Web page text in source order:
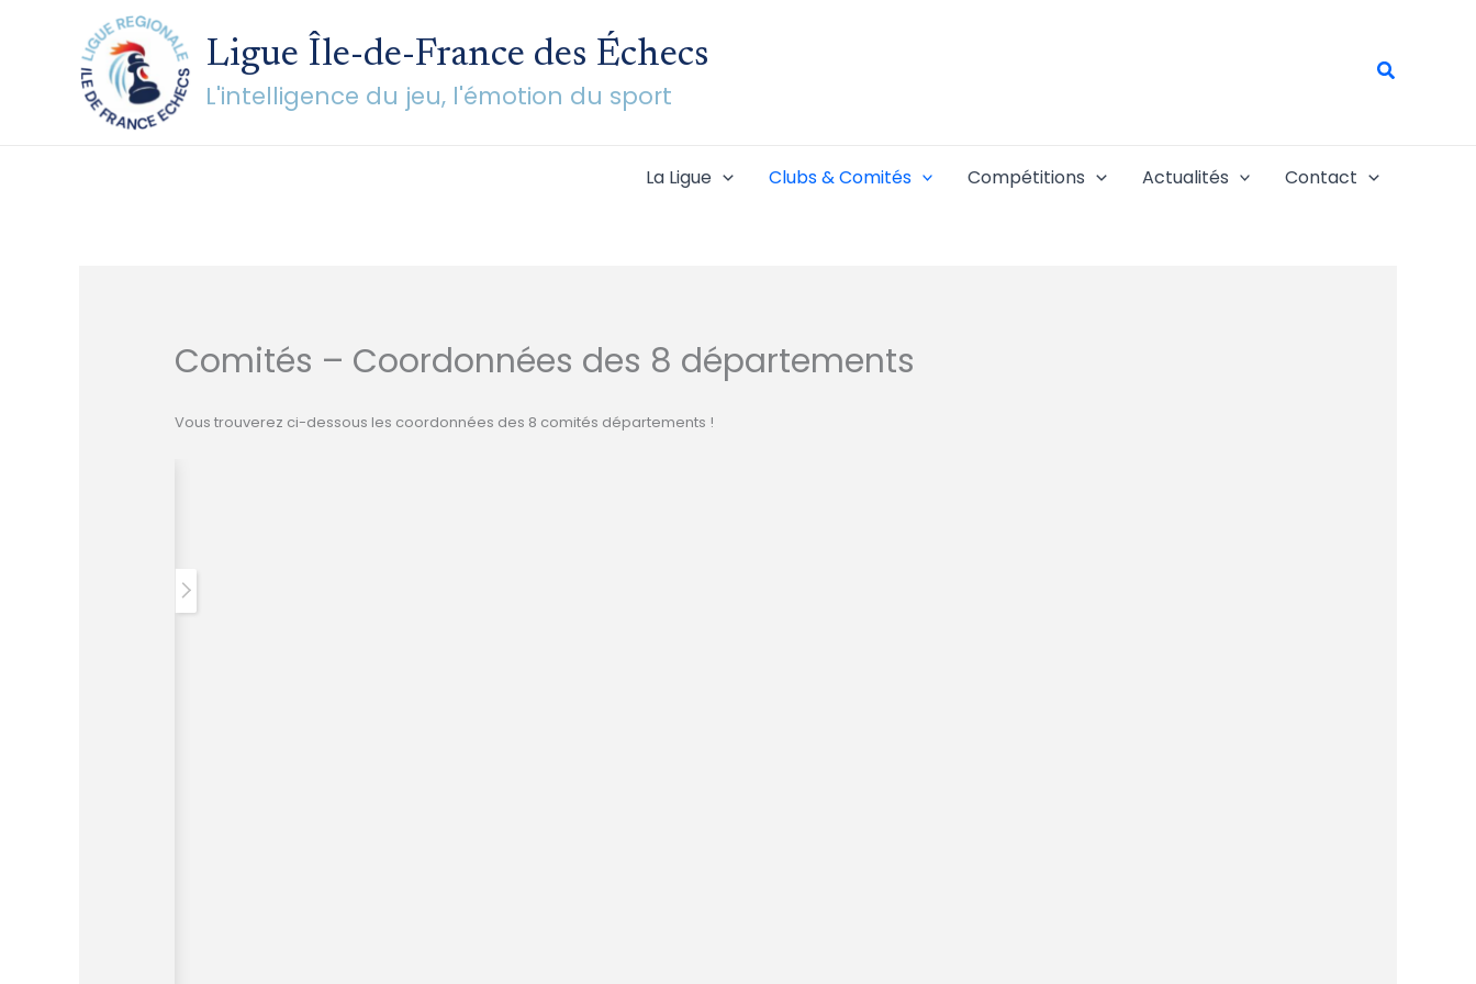
Ligue Île-de-France des Échecs
L'intelligence du jeu, l'émotion du sport
La Ligue Clubs & Comités Compétitions Actualités Contact
Comités – Coordonnées des 8 départements
Vous trouverez ci-dessous les coordonnées des 8 comités départements !